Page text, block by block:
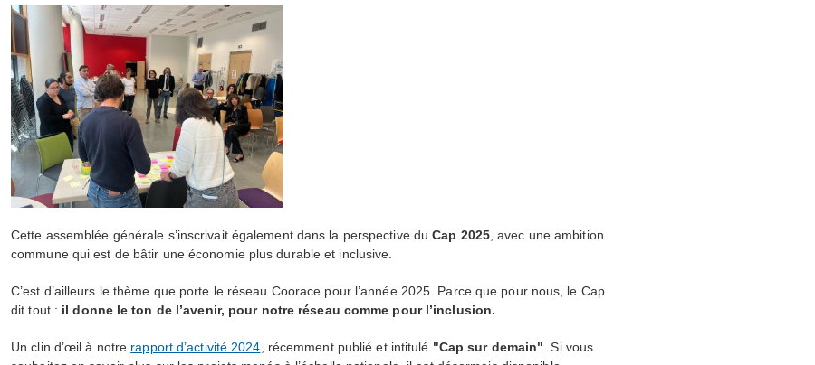
Cette assemblée générale s’inscrivait également dans la perspective du Cap 2025, avec une ambition
commune qui est de bâtir une économie plus durable et inclusive.
C’est d’ailleurs le thème que porte le réseau Coorace pour l’année 2025. Parce que pour nous, le Cap
dit tout : il donne le ton de l’avenir, pour notre réseau comme pour l’inclusion.
Un clin d’œil à notre rapport d’activité 2024 , récemment publié et intitulé "Cap sur demain" . Si vous